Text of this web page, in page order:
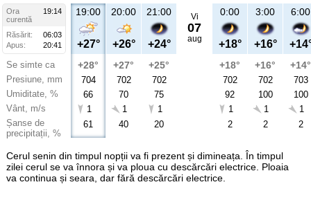
Ora
19:14
curentă
Răsărit:
06:03
Apus:
20:41
Se simte ca
Presiune, mm
Umiditate, %
Vânt, m/s
Șanse de
precipitații, %
19:00
+27°
+28°
704
66
1
61
20:00
+26°
+27°
702
70
1
40
21:00
+24°
+25°
702
75
1
20
Vi
07
aug
0:00
+18°
+18°
702
92
1
2
3:00
+16°
+16°
702
100
1
2
6:00
+14°
703
100
1
2
Cerul senin din timpul nopții va fi prezent și dimineața. În timpul
zilei cerul se va înnora și va ploua cu descărcări electrice. Ploaia
va continua și seara, dar fără descărcări electrice.